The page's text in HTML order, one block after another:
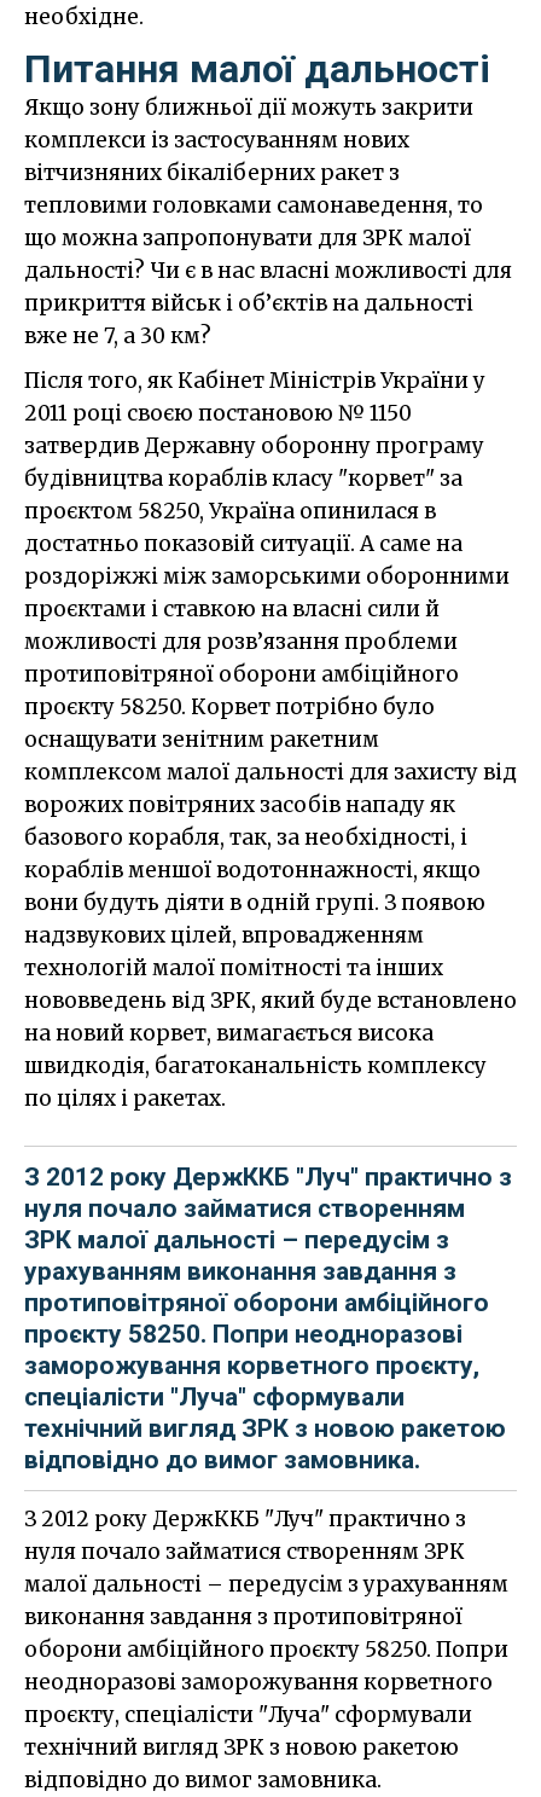
необхідне.
Питання малої дальності
Якщо зону ближньої дії можуть закрити
комплекси із застосуванням нових
вітчизняних бікаліберних ракет з
тепловими головками самонаведення, то
що можна запропонувати для ЗРК малої
дальності? Чи є в нас власні можливості для
прикриття військ і об’єктів на дальності
вже не 7, а 30 км?
Після того, як Кабінет Міністрів України у
2011 році своєю постановою № 1150
затвердив Державну оборонну програму
будівництва кораблів класу "корвет" за
проєктом 58250, Україна опинилася в
достатньо показовій ситуації. А саме на
роздоріжжі між заморськими оборонними
проєктами і ставкою на власні сили й
можливості для розв’язання проблеми
протиповітряної оборони амбіційного
проєкту 58250. Корвет потрібно було
оснащувати зенітним ракетним
комплексом малої дальності для захисту від
ворожих повітряних засобів нападу як
базового корабля, так, за необхідності, і
кораблів меншої водотоннажності, якщо
вони будуть діяти в одній групі. З появою
надзвукових цілей, впровадженням
технологій малої помітності та інших
нововведень від ЗРК, який буде встановлено
на новий корвет, вимагається висока
швидкодія, багатоканальність комплексу
по цілях і ракетах.
З 2012 року ДержККБ "Луч" практично з
нуля почало займатися створенням
ЗРК малої дальності – передусім з
урахуванням виконання завдання з
протиповітряної оборони амбіційного
проєкту 58250. Попри неодноразові
заморожування корветного проєкту,
спеціалісти "Луча" сформували
технічний вигляд ЗРК з новою ракетою
відповідно до вимог замовника.
З 2012 року ДержККБ "Луч" практично з
нуля почало займатися створенням ЗРК
малої дальності – передусім з урахуванням
виконання завдання з протиповітряної
оборони амбіційного проєкту 58250. Попри
неодноразові заморожування корветного
проєкту, спеціалісти "Луча" сформували
технічний вигляд ЗРК з новою ракетою
відповідно до вимог замовника.